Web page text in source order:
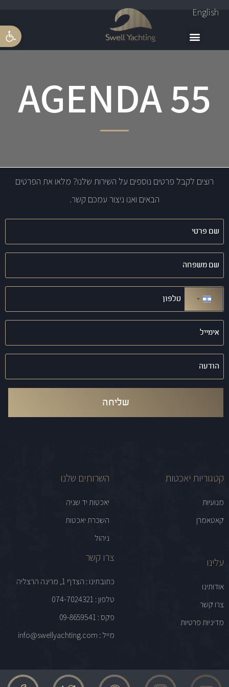
פתח
English
AGENDA 55
רוצים לקבל פרטים נוספים על השירות שלנו? מלאו את הפרטים
הבאים ואנו ניצור עמכם קשר.
שם
פרטי
שם
משפחה
טלפון
(חובה)
ישראל +972
אימייל
(חובה)
הודעה
קטגוריות יאכטות
מנועיות
קאטאמרן
השרותים שלנו
יאכטות יד שניה
השכרת יאכטות
ניהול
עלינו
אודותינו
צרו קשר
מדיניות פרטיות
צרו קשר
כתובתינו : הצדף 1, מרינה הרצליה
טלפון : 074-7024321
פקס : 09-8659541
מייל : info@swellyachting.com